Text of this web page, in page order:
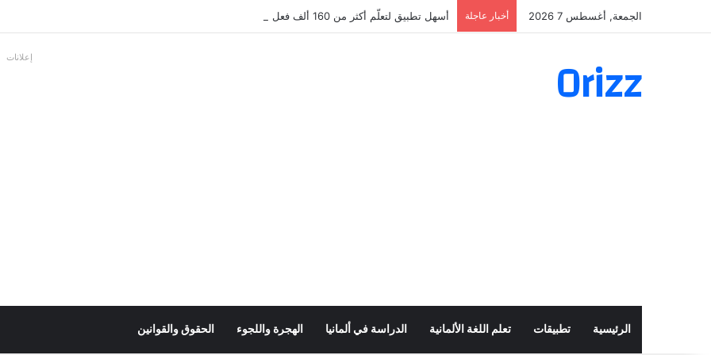
الجمعة, أغسطس 7 2026 أخبار عاجلة أسهل تطبيق لتعلّم أكثر من 160 ألف فعل بالألمانية
Orizz إعلانات
الرئيسية تطبيقات تعلم اللغة الألمانية الدراسة في ألمانيا الهجرة واللجوء الحقوق والقوانين